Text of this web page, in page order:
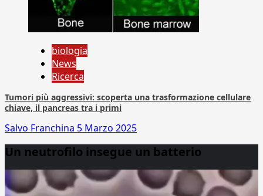
biologia
News
Ricerca
Tumori più aggressivi: scoperta una trasformazione cellulare
chiave, il pancreas tra i primi
Salvo Franchina 5 Marzo 2025
Un neutrofilo insegue un batterio
Player